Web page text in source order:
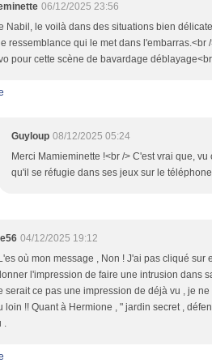
06/12/2025 23:56
Nabil, le voilà dans des situations bien
ressemblance qui le met dans
pour cette scène de bavardage
Guyloup 08/12/2025 05:24
Merci Mamieminette !<br /> C'est vrai que,
qu'il se réfugie dans ses jeux sur le
04/12/2025 19:12
où mon message , Non ! J'ai pas cliqué
l'impression de faire une intrusion dans
serait ce pas une impression de déjà vu , je
loin !! Quant à Hermione , " jardin secret ,
.